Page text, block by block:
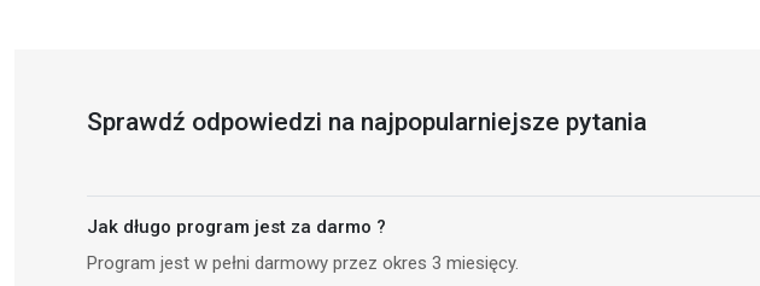
Sprawdź odpowiedzi na najpopularniejsze pytania
Jak długo program jest za darmo ?
Program jest w pełni darmowy przez okres 3 miesięcy.